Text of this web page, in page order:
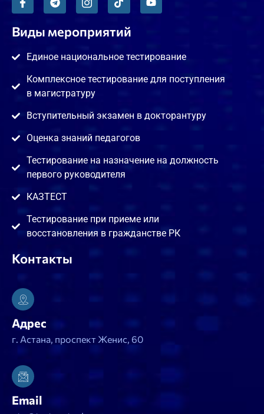
Виды мероприятий
Единое национальное тестирование
Комплексное тестирование для поступления
в магистратуру
Вступительный экзамен в докторантуру
Оценка знаний педагогов
Тестирование на назначение на должность
первого руководителя
КАЗТЕСТ
Тестирование при приеме или
восстановления в гражданстве РК
Контакты
Адрес
г. Астана, проспект Женис, 60
Email